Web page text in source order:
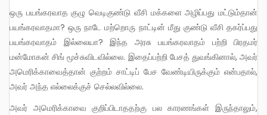
ஒரு பயங்கரவாத குழு வெடிகுண்டு வீசி மக்களை அழிப்பது மட்டும்தான்
பயங்கரவாதமா? ஒரு நாடே மற்றொரு நாட்டின் மீது குண்டு வீசி தகர்ப்பது
பயங்கரவாதம் இல்லையா? இந்த அரசு பயங்கரவாதம் பற்றி பிரதமர்
மன்மோகன் சிங் மூச்சுவிடவில்லை. இதைப்பற்றி பேசத் துவங்கினால், அவர்
அமெரிக்காவைத்தான் குற்றம் சாட்டிப் பேச வேண்டியிருக்கும் என்பதால்,
அவர் அந்த எல்லைக்குச் செல்லவில்லை.
அவர் அமெரிக்காவை குறிப்பிடாததற்கு பல காரணங்கள் இருந்தாலும்,